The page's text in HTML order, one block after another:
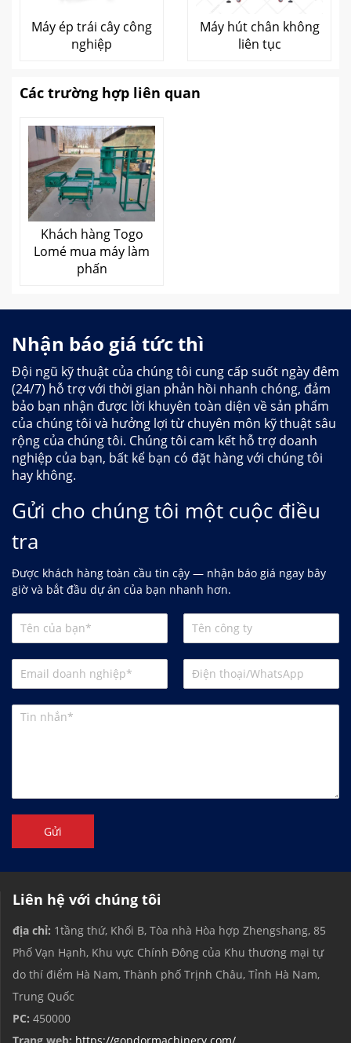
Máy ép trái cây công
nghiệp
Máy hút chân không
liên tục
Các trường hợp liên quan
Khách hàng Togo
Lomé mua máy làm
phấn
Nhận báo giá tức thì
Đội ngũ kỹ thuật của chúng tôi cung cấp suốt ngày đêm
(24/7) hỗ trợ với thời gian phản hồi nhanh chóng, đảm
bảo bạn nhận được lời khuyên toàn diện về sản phẩm
của chúng tôi và hưởng lợi từ chuyên môn kỹ thuật sâu
rộng của chúng tôi. Chúng tôi cam kết hỗ trợ doanh
nghiệp của bạn, bất kể bạn có đặt hàng với chúng tôi
hay không.
Gửi cho chúng tôi một cuộc điều
tra
Được khách hàng toàn cầu tin cậy — nhận báo giá ngay bây
giờ và bắt đầu dự án của bạn nhanh hơn.
Gửi
Liên hệ với chúng tôi
địa chỉ: 1tầng thứ, Khối B, Tòa nhà Hòa hợp Zhengshang, 85
Phố Vạn Hạnh, Khu vực Chính Đông của Khu thương mại tự
do thí điểm Hà Nam, Thành phố Trịnh Châu, Tỉnh Hà Nam,
Trung Quốc
PC: 450000
Trang web: https://gondormachinery.com/